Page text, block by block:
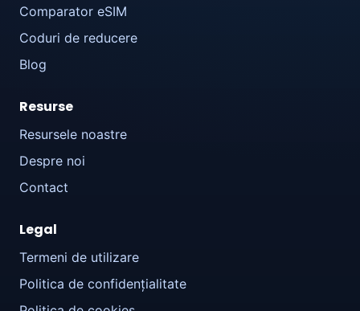
Comparator eSIM
Coduri de reducere
Blog
Resurse
Resursele noastre
Despre noi
Contact
Legal
Termeni de utilizare
Politica de confidențialitate